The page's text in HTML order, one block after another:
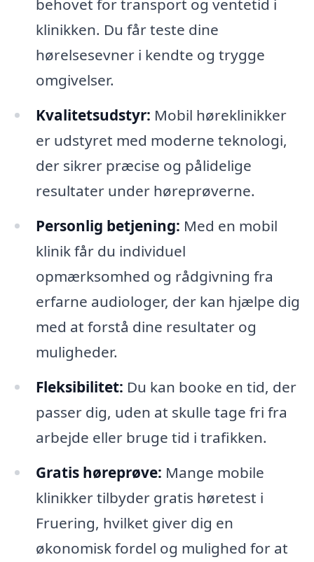
behovet for transport og ventetid i
klinikken. Du får teste dine
hørelsesevner i kendte og trygge
omgivelser.
Kvalitetsudstyr: Mobil høreklinikker
er udstyret med moderne teknologi,
der sikrer præcise og pålidelige
resultater under høreprøverne.
Personlig betjening: Med en mobil
klinik får du individuel
opmærksomhed og rådgivning fra
erfarne audiologer, der kan hjælpe dig
med at forstå dine resultater og
muligheder.
Fleksibilitet: Du kan booke en tid, der
passer dig, uden at skulle tage fri fra
arbejde eller bruge tid i trafikken.
Gratis høreprøve: Mange mobile
klinikker tilbyder gratis høretest i
Fruering, hvilket giver dig en
økonomisk fordel og mulighed for at